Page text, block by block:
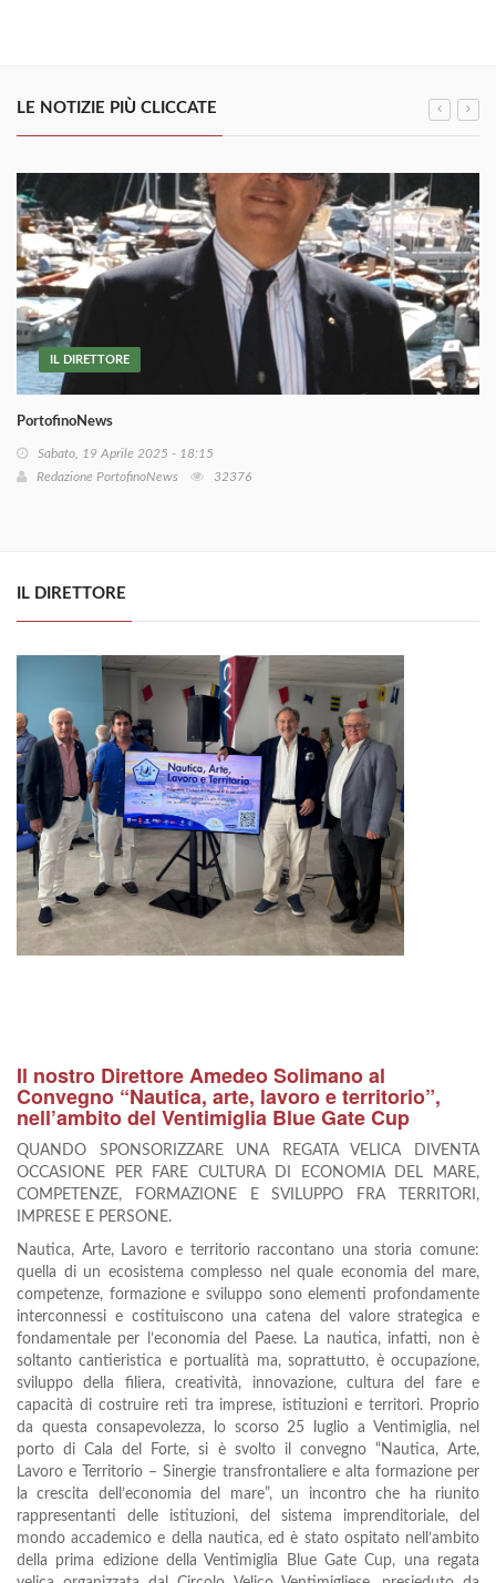
LE NOTIZIE PIÙ CLICCATE
IL DIRETTORE
PortofinoNews
Sabato, 19 Aprile 2025 - 18:15
Redazione PortofinoNews
32376
IL DIRETTORE
Il nostro Direttore Amedeo Solimano al
Convegno “Nautica, arte, lavoro e territorio”,
nell’ambito del Ventimiglia Blue Gate Cup
QUANDO SPONSORIZZARE UNA REGATA VELICA DIVENTA
OCCASIONE PER FARE CULTURA DI ECONOMIA DEL MARE,
COMPETENZE, FORMAZIONE E SVILUPPO FRA TERRITORI,
IMPRESE E PERSONE.
Nautica, Arte, Lavoro e territorio raccontano una storia comune:
quella di un ecosistema complesso nel quale economia del mare,
competenze, formazione e sviluppo sono elementi profondamente
interconnessi e costituiscono una catena del valore strategica e
fondamentale per l’economia del Paese. La nautica, infatti, non è
soltanto cantieristica e portualità ma, soprattutto, è occupazione,
sviluppo della filiera, creatività, innovazione, cultura del fare e
capacità di costruire reti tra imprese, istituzioni e territori. Proprio
da questa consapevolezza, lo scorso 25 luglio a Ventimiglia, nel
porto di Cala del Forte, si è svolto il convegno “Nautica, Arte,
Lavoro e Territorio – Sinergie transfrontaliere e alta formazione per
la crescita dell’economia del mare”, un incontro che ha riunito
rappresentanti delle istituzioni, del sistema imprenditoriale, del
mondo accademico e della nautica, ed è stato ospitato nell’ambito
della prima edizione della Ventimiglia Blue Gate Cup, una regata